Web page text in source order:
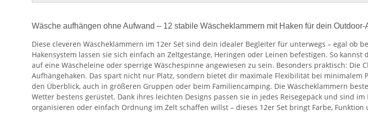
Wäsche aufhängen ohne Aufwand – 12 stabile Wäscheklammern mit Haken für dein Outdoor-
Diese cleveren Wäscheklammern im 12er Set sind dein idealer Begleiter für unterwegs – egal ob
Hakensystem lassen sie sich einfach an Zeltgestänge, Heringen oder Leinen befestigen. So
auf eine Wäscheleine oder sperrige Wäschespinne angewiesen zu sein. Besonders praktisch: Die
Aufhängehaken. Das spart nicht nur Platz, sondern bietet dir maximale Flexibilität bei
den Überblick, auch in größeren Gruppen oder beim Familiencamping. Die Wäscheklammern
Wetter bestens gerüstet. Dank ihres leichten Designs passen sie in jedes Reisegepäck und sind
organisieren oder einfach Ordnung im Zelt schaffen willst – dieses 12er Set bringt Farbe,